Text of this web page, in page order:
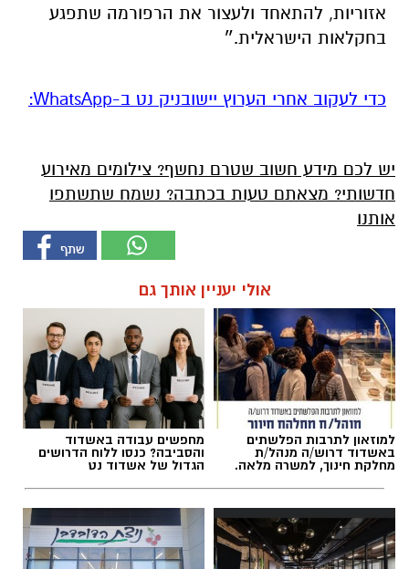
אזוריות, להתאחד ולעצור את הרפורמה שתפגע
בחקלאות הישראלית.״
‏כדי לעקוב אחרי הערוץ יישובניק נט ב-WhatsApp:‏‏‏
יש לכם מידע חשוב שטרם נחשף? צילומים מאירוע
חדשותי? מצאתם טעות בכתבה? נשמח שתשתפו
אותנו
אולי יעניין אותך גם
למוזאון לתרבות הפלשתים
באשדוד דרוש/ה מנהל/ת
מחלקת חינוך, למשרה מלאה.
מחפשים עבודה באשדוד
והסביבה? כנסו ללוח הדרושים
הגדול של אשדוד נט